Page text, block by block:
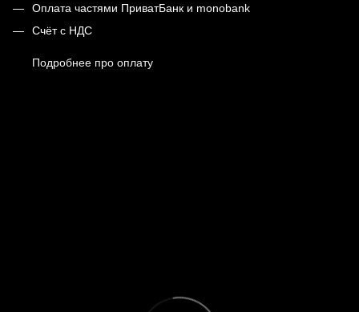
Оплата частями ПриватБанк и monobank
Счёт с НДС
Подробнее про оплату